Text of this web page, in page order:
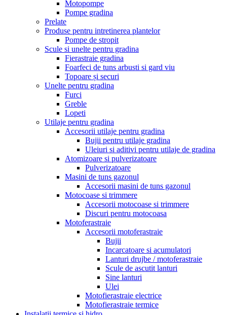
Motopompe
Pompe gradina
Prelate
Produse pentru intretinerea plantelor
Pompe de stropit
Scule si unelte pentru gradina
Fierastraie gradina
Foarfeci de tuns arbusti si gard viu
Topoare și securi
Unelte pentru gradina
Furci
Greble
Lopeti
Utilaje pentru gradina
Accesorii utilaje pentru gradina
Bujii pentru utilaje gradina
Uleiuri si aditivi pentru utilaje de gradina
Atomizoare si pulverizatoare
Pulverizatoare
Masini de tuns gazonul
Accesorii masini de tuns gazonul
Motocoase si trimmere
Accesorii motocoase si trimmere
Discuri pentru motocoasa
Motoferastraie
Accesorii motoferastraie
Bujii
Incarcatoare si acumulatori
Lanturi drujbe / motoferastraie
Scule de ascutit lanturi
Sine lanturi
Ulei
Motofierastraie electrice
Motofierastraie termice